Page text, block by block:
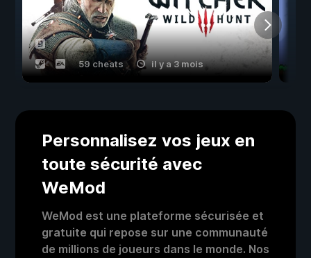
59 cheats il y a 3 mois
Personnalisez vos jeux en
toute sécurité avec
WeMod
WeMod est une plateforme sécurisée et
gratuite qui repose sur une communauté
de millions de joueurs dans le monde. Nos